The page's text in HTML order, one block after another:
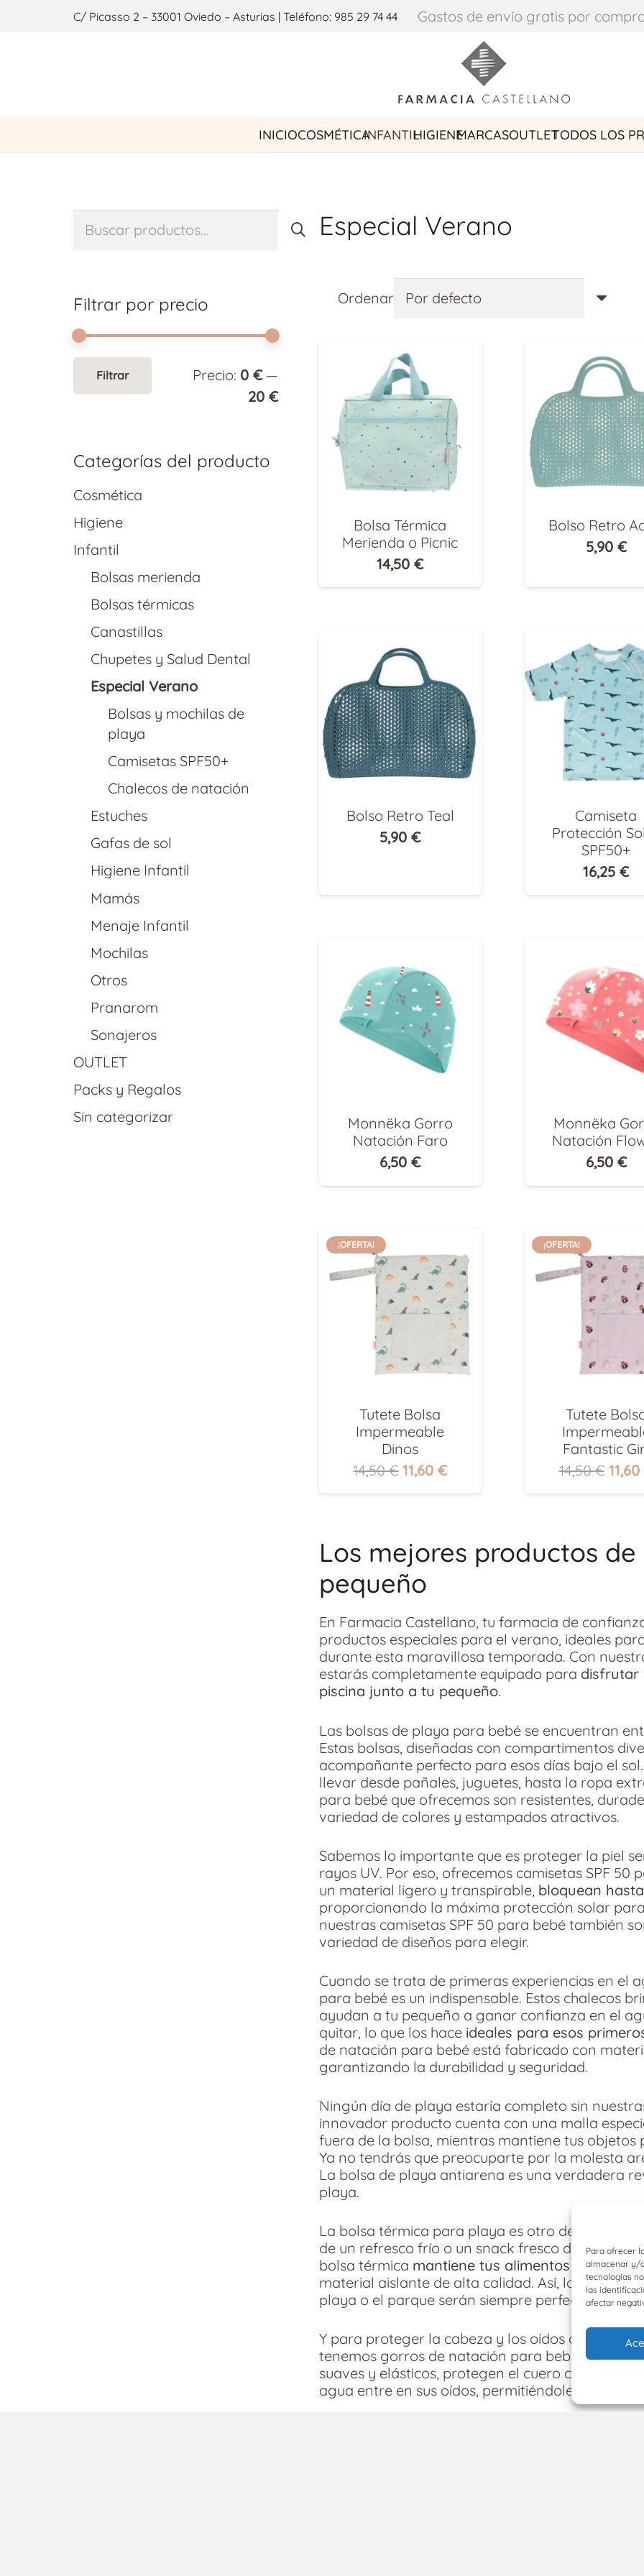
Para ofrecer
almacenar y/
tecnologías
las
afectar
C/ Picasso 2 – 33001 Oviedo – Asturias | Teléfono: 985 29 74 44 Gastos de envío gratis por
INICIOCOSMÉTICAINFANTILHIGIENEMARCASOUTLETTODOS LOS
Especial Verano
Ordenar
Bolsa Térmica
Merienda o Picnic
14,50€
Bolso Retro
5,90 €
Bolso Retro Teal
5,90€
Camiseta
Protección
SPF50+
16,25 €
Monnëka Gorro
Natación Faro
6,50€
Monnëka
Natación
6,50 €
¡OFERTA!
Tutete Bolsa
Impermeable
Dinos
14,50€ El
11,60€El
¡OFERTA!
Tutete
Fantastic
14,50€ El
14,50
11,60
Los mejores productos
pequeño
En Farmacia Castellano, tu farmacia de
productos especiales para el verano, ideales
durante esta maravillosa temporada. Con
estarás completamente equipado para disfrutar
piscina junto a tu pequeño.
Las bolsas de playa para bebé se encuentran
Estas bolsas, diseñadas con compartimentos
acompañante perfecto para esos días bajo el
llevar desde pañales, juguetes, hasta la ropa
para bebé que ofrecemos son resistentes,
variedad de colores y estampados atractivos.
Sabemos lo importante que es proteger la piel
rayos UV. Por eso, ofrecemos camisetas SPF 50
un material ligero y transpirable, bloquean
proporcionando la máxima protección solar
nuestras camisetas SPF 50 para bebé también
variedad de diseños para elegir.
Cuando se trata de primeras experiencias en el
para bebé es un indispensable. Estos chalecos
ayudan a tu pequeño a ganar confianza en el
quitar, lo que los hace ideales para esos
de natación para bebé está fabricado con
garantizando la durabilidad y seguridad.
Ningún día de playa estaría completo sin
innovador producto cuenta con una malla
fuera de la bolsa, mientras mantiene tus objetos
Ya no tendrás que preocuparte por la molesta
La bolsa de playa antiarena es una verdadera
playa.
La bolsa térmica para playa es otro de nuestros
de un refresco frío o un snack fresco durante
bolsa térmica mantiene tus alimentos y
material aislante de alta calidad. Así, los paseos,
playa o el parque serán siempre perfectas con
Y para proteger la cabeza y los oídos de tu
tenemos gorros de natación para bebé. Estos
suaves y elásticos, protegen el cuero cabelludo
agua entre en sus oídos, permitiéndole disfrutar
por:
Filtrar por precio
mínimo
máximo
Filtrar Precio: 0 €—
20 €
Categorías del producto
Cosmética
Higiene
Infantil
Bolsas merienda
Bolsas térmicas
Canastillas
Chupetes y Salud Dental
Especial Verano
Bolsas y mochilas de
playa
Camisetas SPF50+
Chalecos de natación
Estuches
Gafas de sol
Higiene Infantil
Mamás
Menaje Infantil
Mochilas
Otros
Pranarom
Sonajeros
OUTLET
Packs y Regalos
Sin categorizar